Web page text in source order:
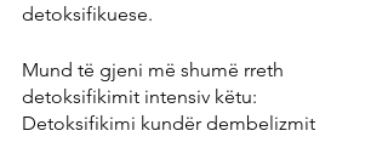
detoksifikuese.
Mund të gjeni më shumë rreth
detoksifikimit intensiv këtu:
Detoksifikimi kundër dembelizmit